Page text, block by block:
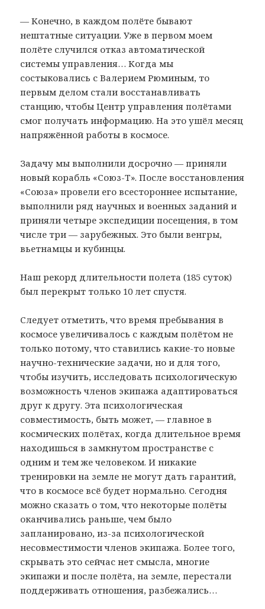
— Конечно, в каждом полёте бывают
нештатные ситуации. Уже в первом моем
полёте случился отказ автоматической
системы управления… Когда мы
состыковались с Валерием Рюминым, то
первым делом стали восстанавливать
станцию, чтобы Центр управления полётами
смог получать информацию. На это ушёл месяц
напряжённой работы в космосе.
Задачу мы выполнили досрочно — приняли
новый корабль «Союз-Т». После восстановления
«Союза» провели его всестороннее испытание,
выполнили ряд научных и военных заданий и
приняли четыре экспедиции посещения, в том
числе три — зарубежных. Это были венгры,
вьетнамцы и кубинцы.
Наш рекорд длительности полета (185 суток)
был перекрыт только 10 лет спустя.
Следует отметить, что время пребывания в
космосе увеличивалось с каждым полётом не
только потому, что ставились какие-то новые
научно-технические задачи, но и для того,
чтобы изучить, исследовать психологическую
возможность членов экипажа адаптироваться
друг к другу. Эта психологическая
совместимость, быть может, — главное в
космических полётах, когда длительное время
находишься в замкнутом пространстве с
одним и тем же человеком. И никакие
тренировки на земле не могут дать гарантий,
что в космосе всё будет нормально. Сегодня
можно сказать о том, что некоторые полёты
оканчивались раньше, чем было
запланировано, из-за психологической
несовместимости членов экипажа. Более того,
скрывать это сейчас нет смысла, многие
экипажи и после полёта, на земле, перестали
поддерживать отношения, разбежались…